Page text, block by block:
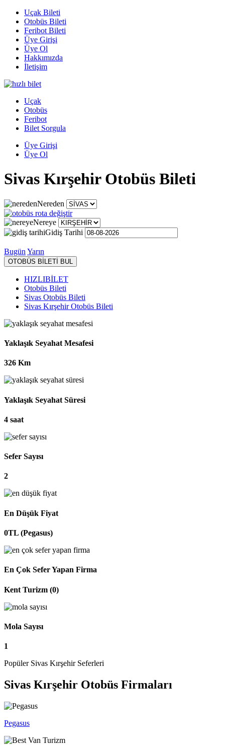
Uçak Bileti
Otobüs Bileti
Feribot Bileti
Üye Girişi
Üye Ol
Hakkımızda
İletişim
Uçak
Otobüs
Feribot
Bilet Sorgula
Üye Girişi
Üye Ol
Sivas Kırşehir Otobüs Bileti
Nereden
Nereye
Gidiş Tarihi
Bugün Yarın
OTOBÜS BİLETİ BUL
HIZLIBİLET
Otobüs Bileti
Sivas Otobüs Bileti
Sivas Kırşehir Otobüs Bileti
Yaklaşık Seyahat Mesafesi
326 Km
Yaklaşık Seyahat Süresi
4 saat
Sefer Sayısı
2
En Düşük Fiyat
0TL (Pegasus)
En Çok Sefer Yapan Firma
Kent Turizm (0)
Mola Sayısı
1
Popüler Sivas Kırşehir Seferleri
Sivas Kırşehir Otobüs Firmaları
Pegasus